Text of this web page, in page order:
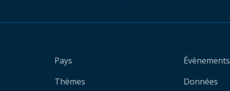
Pays
Thèmes
Évènements
Données